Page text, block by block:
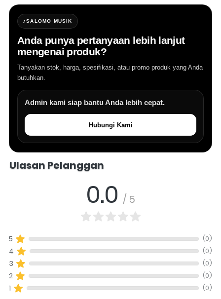
♪SALOMO MUSIK
Anda punya pertanyaan lebih lanjut
mengenai produk?
Tanyakan stok, harga, spesifikasi, atau promo produk yang Anda
butuhkan.
Admin kami siap bantu Anda lebih cepat.
Hubungi Kami
Ulasan Pelanggan
0.0 / 5
5 (0)
4 (0)
3 (0)
2 (0)
1 (0)